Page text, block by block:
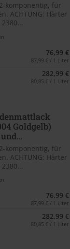
komponentig, für
ACHTUNG: Härter
76,99 €
87,99 € / 1 Liter
282,99 €
80,85 € / 1 Liter
Goldgelb)
komponentig, für
ACHTUNG: Härter
76,99 €
87,99 € / 1 Liter
282,99 €
80,85 € / 1 Liter